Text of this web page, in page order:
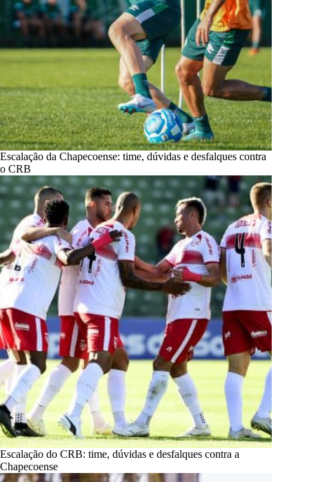
Escalação da Chapecoense: time, dúvidas e desfalques contra
o CRB
Escalação do CRB: time, dúvidas e desfalques contra a
Chapecoense